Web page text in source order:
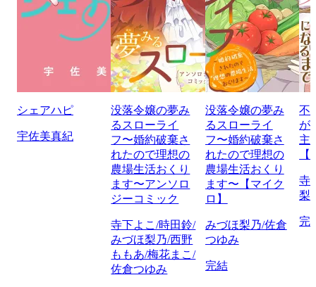
シェアハピ
宇佐美真紀
没落令嬢の夢み
るスローライ
フ〜婚約破棄さ
れたので理想の
農場生活おくり
ます〜アンソロ
ジーコミック
寺下よこ/時田鈴/
みづほ梨乃/西野
ももあ/梅花まこ/
佐倉つゆみ
没落令嬢の夢み
るスローライ
フ〜婚約破棄さ
れたので理想の
農場生活おくり
ます〜【マイク
ロ】
みづほ梨乃/佐倉
つゆみ
完結
不
が
主
寺
梨
完